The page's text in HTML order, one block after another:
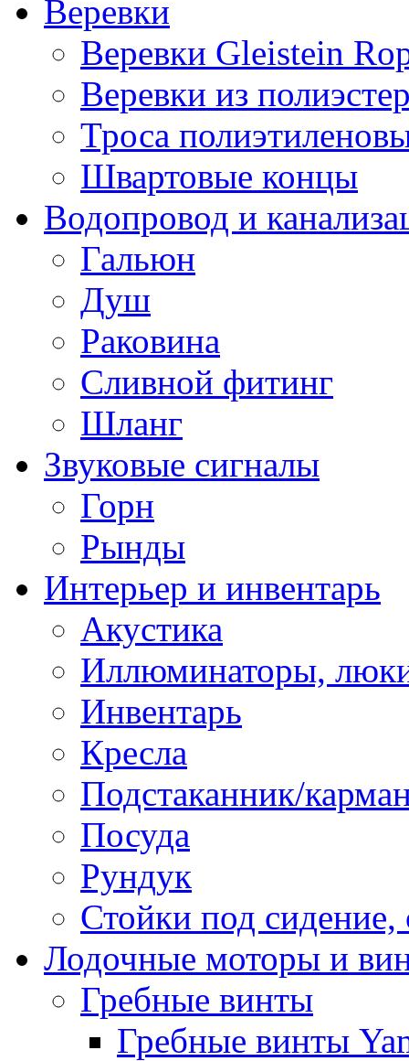
Веревки
Веревки Gleistein
Веревки из
Троса
Швартовые концы
Водопровод и
Гальюн
Душ
Раковина
Сливной фитинг
Шланг
Звуковые сигналы
Горн
Рынды
Интерьер и инвентарь
Акустика
Иллюминаторы,
Инвентарь
Кресла
Подстаканник/
Посуда
Рундук
Стойки под
Лодочные моторы и
Гребные винты
Гребные винты